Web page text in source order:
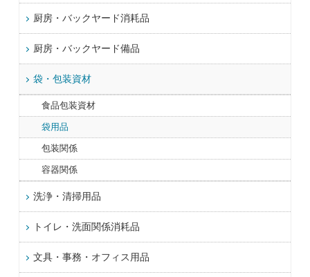
厨房・バックヤード消耗品
厨房・バックヤード備品
袋・包装資材
食品包装資材
袋用品
包装関係
容器関係
洗浄・清掃用品
トイレ・洗面関係消耗品
文具・事務・オフィス用品